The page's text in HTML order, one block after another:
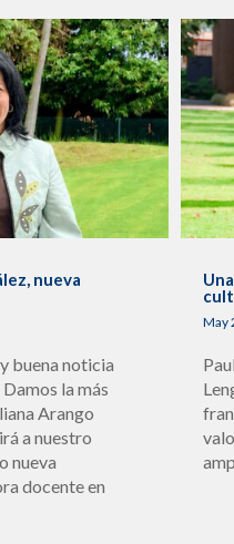
nueva
buena noticia
la más
Arango
a nuestro
nueva
docente en
May